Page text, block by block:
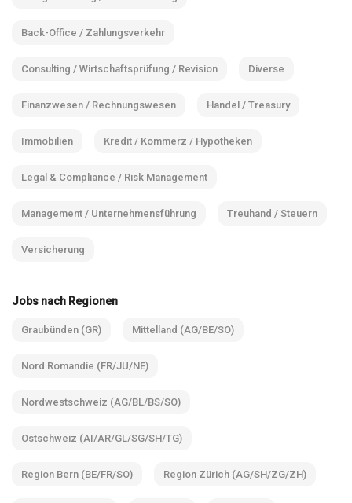
Back-Office / Zahlungsverkehr
Consulting / Wirtschaftsprüfung / Revision Diverse
Finanzwesen / Rechnungswesen Handel / Treasury
Immobilien Kredit / Kommerz / Hypotheken
Legal & Compliance / Risk Management
Management / Unternehmensführung Treuhand / Steuern
Versicherung
Jobs nach Regionen
Graubünden (GR) Mittelland (AG/BE/SO)
Nord Romandie (FR/JU/NE)
Nordwestschweiz (AG/BL/BS/SO)
Ostschweiz (AI/AR/GL/SG/SH/TG)
Region Bern (BE/FR/SO) Region Zürich (AG/SH/ZG/ZH)